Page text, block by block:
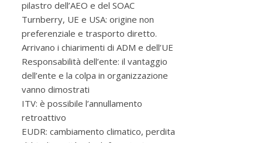
pilastro dell’AEO e del SOAC
Turnberry, UE e USA: origine non
preferenziale e trasporto diretto.
Arrivano i chiarimenti di ADM e dell’UE
Responsabilità dell’ente: il vantaggio
dell’ente e la colpa in organizzazione
vanno dimostrati
ITV: è possibile l’annullamento
retroattivo
EUDR: cambiamento climatico, perdita